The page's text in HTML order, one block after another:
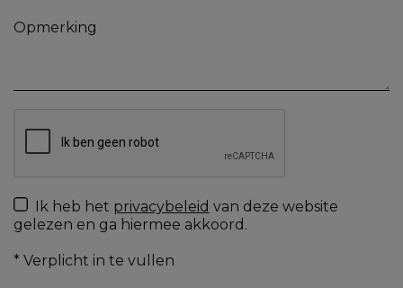
Ik heb het privacybeleid van deze website
gelezen en ga hiermee akkoord.
* Verplicht in te vullen